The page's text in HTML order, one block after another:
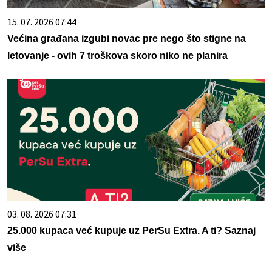
15. 07. 2026 07:44
Većina građana izgubi novac pre nego što stigne na
letovanje - ovih 7 troškova skoro niko ne planira
03. 08. 2026 07:31
25.000 kupaca već kupuje uz PerSu Extra. A ti? Saznaj
više